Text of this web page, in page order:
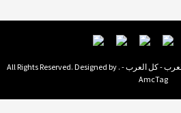
AmcTag